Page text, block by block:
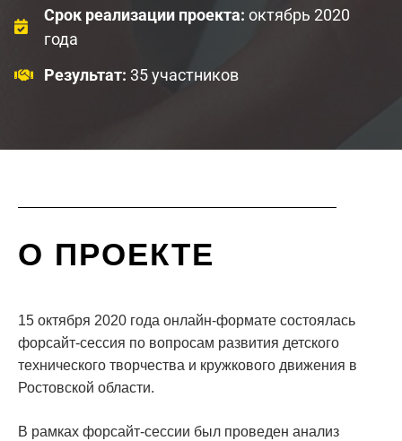
Срок реализации проекта: октябрь 2020
года
Результат:35 участников
О ПРОЕКТЕ
15 октября 2020 года онлайн-формате состоялась
форсайт-сессия по вопросам развития детского
технического творчества и кружкового движения в
Ростовской области.
В рамках форсайт-сессии был проведен анализ